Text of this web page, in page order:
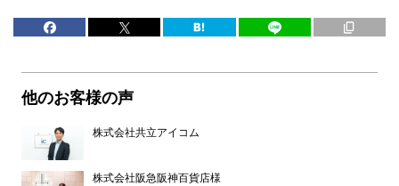
他のお客様の声
株式会社共立アイコム
株式会社阪急阪神百貨店様